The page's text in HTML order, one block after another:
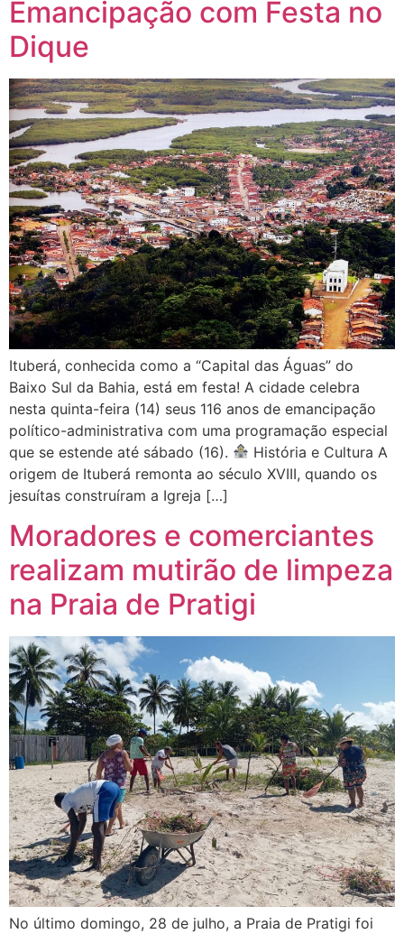
Emancipação com Festa no
Dique
Ituberá, conhecida como a “Capital das Águas” do
Baixo Sul da Bahia, está em festa! A cidade celebra
nesta quinta-feira (14) seus 116 anos de emancipação
político-administrativa com uma programação especial
que se estende até sábado (16).
História e Cultura A
origem de Ituberá remonta ao século XVIII, quando os
jesuítas construíram a Igreja […]
Moradores e comerciantes
realizam mutirão de limpeza
na Praia de Pratigi
No último domingo, 28 de julho, a Praia de Pratigi foi